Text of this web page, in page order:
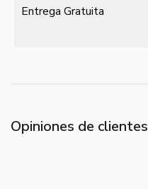
Entrega Gratuita
Opiniones de clientes